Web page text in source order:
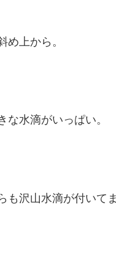
め上から。
な水滴がいっぱい。
も沢山水滴が付いて